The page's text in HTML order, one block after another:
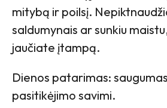
mitybą ir poilsį.
saldumynais ar sunkiu
jaučiate įtampą.
Dienos patarimas:
pasitikėjimo savimi.